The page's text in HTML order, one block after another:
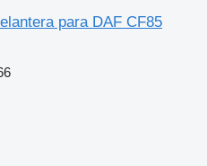
para DAF CF85